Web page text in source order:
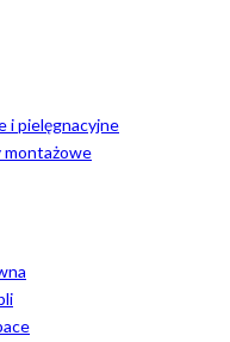
i pielęgnacyjne
montażowe